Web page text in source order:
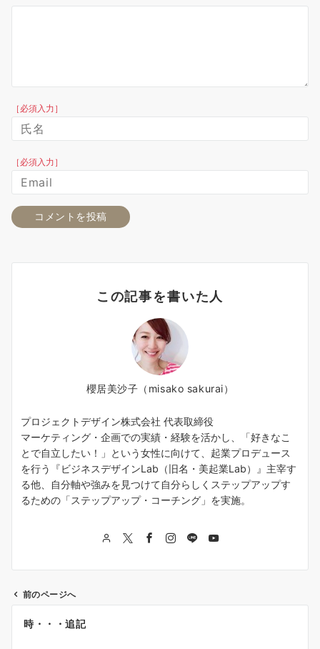
［必須入力］
［必須入力］
この記事を書いた人
櫻居美沙子（misako sakurai）
プロジェクトデザイン株式会社 代表取締役
マーケティング・企画での実績・経験を活かし、「好きなこ
とで自立したい！」という女性に向けて、起業プロデュース
を行う『ビジネスデザインLab（旧名・美起業Lab）』主宰す
る他、自分軸や強みを見つけて自分らしくステップアップす
るための「ステップアップ・コーチング」を実施。
投
前のページへ
時・・・追記